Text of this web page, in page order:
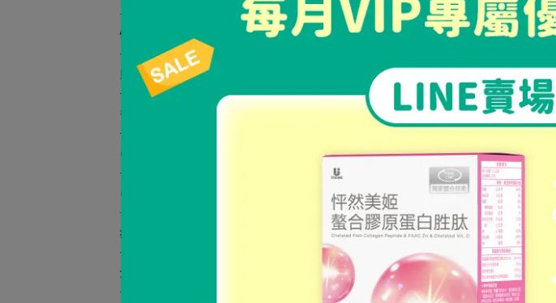
怦潤自信
賦活青春
衡穩行動
QAS⁺ 抗菌·消臭噴霧系列
CMC-Zn 安鋅
病友營養補給
企業禮贈品
《 怦然心動組 》怦然美姬螯合膠原蛋
白胜肽 X2 + 煥妍逆時膠囊 X1
NT$2,580NT$4,340